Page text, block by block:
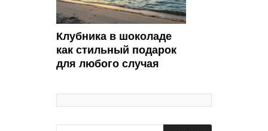
Клубника в шоколаде
как стильный подарок
для любого случая